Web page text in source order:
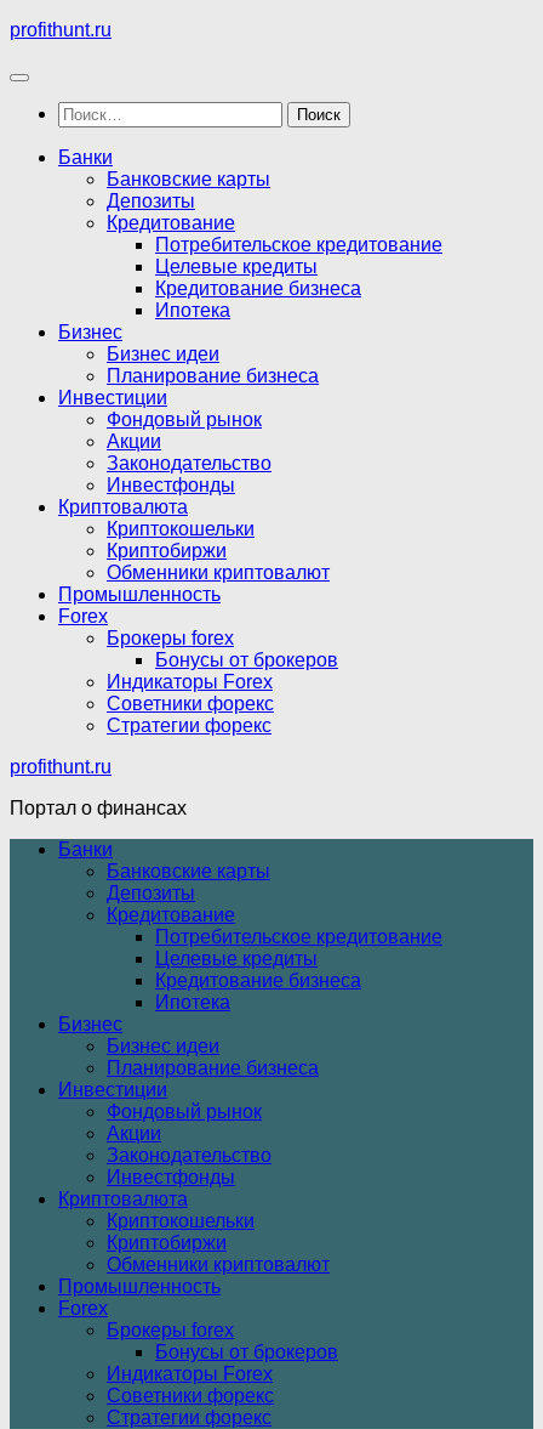
Перейти
содержимому
profithunt.ru
Найти:
Банки
Банковские карты
Депозиты
Кредитование
Потребительское кредитование
Целевые кредиты
Кредитование бизнеса
Ипотека
Бизнес
Бизнес идеи
Планирование бизнеса
Инвестиции
Фондовый рынок
Акции
Законодательство
Инвестфонды
Криптовалюта
Криптокошельки
Криптобиржи
Обменники криптовалют
Промышленность
Forex
Брокеры forex
Бонусы от брокеров
Индикаторы Forex
Советники форекс
Стратегии форекс
profithunt.ru
Портал о финансах
Банки
Банковские карты
Депозиты
Кредитование
Потребительское кредитование
Целевые кредиты
Кредитование бизнеса
Ипотека
Бизнес
Бизнес идеи
Планирование бизнеса
Инвестиции
Фондовый рынок
Акции
Законодательство
Инвестфонды
Криптовалюта
Криптокошельки
Криптобиржи
Обменники криптовалют
Промышленность
Forex
Брокеры forex
Бонусы от брокеров
Индикаторы Forex
Советники форекс
Стратегии форекс